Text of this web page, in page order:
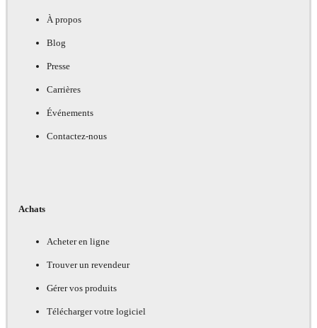
À propos
Blog
Presse
Carrières
Événements
Contactez-nous
Achats
Acheter en ligne
Trouver un revendeur
Gérer vos produits
Télécharger votre logiciel